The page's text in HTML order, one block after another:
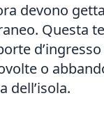
devono
Questa
d’ingresso
o
dell’isola.